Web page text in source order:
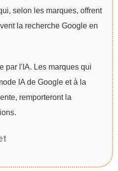
selon les marques, offrent
la recherche Google en
par l'IA. Les marques qui
IA de Google et à la
remporteront la